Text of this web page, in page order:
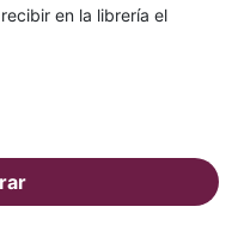
en la librería el